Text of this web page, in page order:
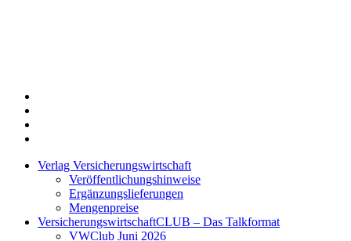
Verlag Versicherungswirtschaft
Veröffentlichungshinweise
Ergänzungslieferungen
Mengenpreise
VersicherungswirtschaftCLUB – Das Talkformat
VWClub Juni 2026